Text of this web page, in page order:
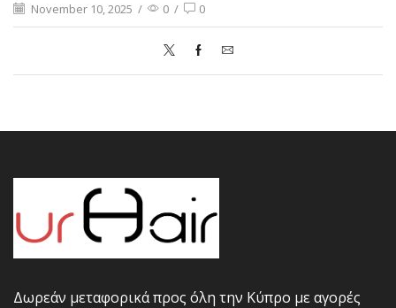
November 10, 2025 / 0 / 0
Δωρεάν μεταφορικά προς όλη την Κύπρο με αγορές